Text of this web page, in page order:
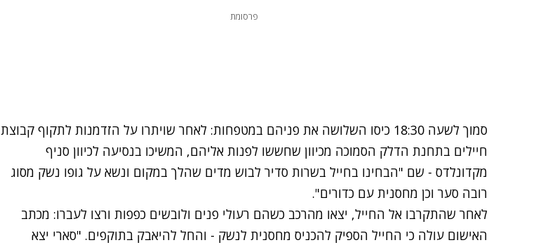
פרסומת
סמוך לשעה 18:30 כיסו השלושה את פניהם במטפחות: לאחר שויתרו על הזדמנות לתקוף קבוצת
חיילים בתחנת הדלק הסמוכה מכיוון שחששו לפנות אליהם, המשיכו בנסיעה לכיוון סניף
מקדונלדס - שם "הבחינו בחייל בשרות סדיר לבוש מדים שהלך במקום ונשא על גופו נשק מסוג
רובה סער וכן מחסנית עם כדורים".
לאחר שהתקרבו אל החייל, יצאו מהרכב כשהם רעולי פנים ולובשים כפפות ורצו לעברו: מכתב
האישום עולה כי החייל הספיק להכניס מחסנית לנשק - והחל להיאבק בתוקפים. "סארי יצא